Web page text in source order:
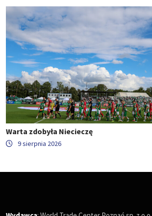
Warta zdobyła Niecieczę
9 sierpnia 2026